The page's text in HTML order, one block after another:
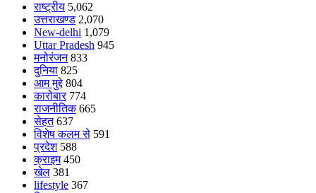
राष्ट्रीय 5,062
उत्तराखण्ड 2,070
New-delhi 1,079
Uttar Pradesh 945
मनोरंजन 833
दुनिया 825
आम मुद्दे 804
कारोबार 774
राजनीतिक 665
सेहत 637
विशेष कलम से 591
प्रदेश 588
क्राइम 450
खेल 381
lifestyle 367